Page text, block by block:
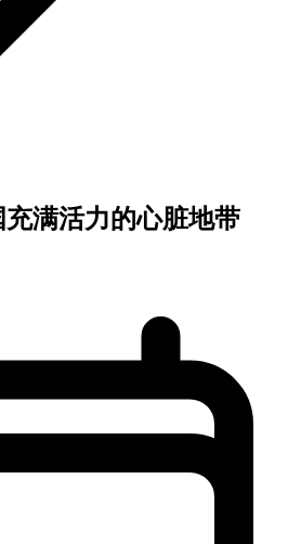
满活力的心脏地带